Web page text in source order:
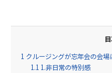
1 クルージングが忘年会の会
1.1 1.非日常の特別感